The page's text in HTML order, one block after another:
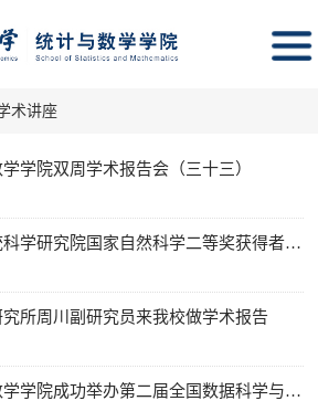
术讲座
学院双周学术报告会（三十三）
中国科学院数学与系统科学研究院国家自然科学二等奖获得者余德浩研究员来我院作报告
所周川副研究员来我校做学术报告
中央财经大学统计与数学学院成功举办第二届全国数据科学与大数据技术本科专业建设研讨会